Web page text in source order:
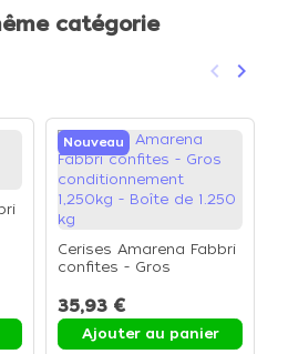
catégorie
Précédent
keyboard_arrow_left keyboard_arrow_right
Nouveau
Cerises Amarena Fabbri
confites - Gros
1,250kg - Boîte de 1.250
kg
35,93 €
Ajouter au panier